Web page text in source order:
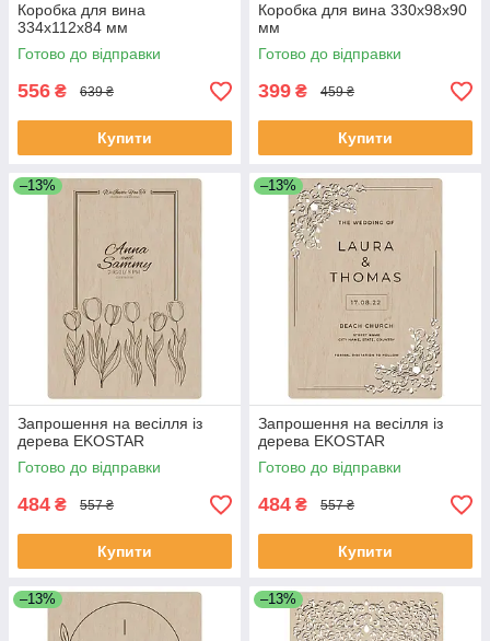
Коробка для вина
334х112х84 мм
Готово до відправки
556 ₴ 639 ₴
Купити
Коробка для вина 330х98х90
мм
Готово до відправки
399 ₴ 459 ₴
Купити
–13%
Запрошення на весілля із
дерева EKOSTAR
Готово до відправки
484 ₴ 557 ₴
Купити
–13%
Запрошення на весілля із
дерева EKOSTAR
Готово до відправки
484 ₴ 557 ₴
Купити
–13% –13%